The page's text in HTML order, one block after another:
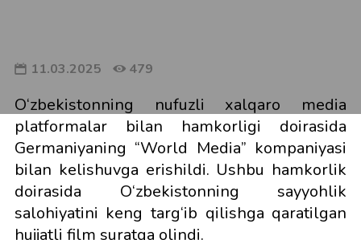
11.03.2025 479
O‘zbekistonning nufuzli xalqaro media
platformalar bilan hamkorligi doirasida
Germaniyaning “World Media” kompaniyasi
bilan kelishuvga erishildi. Ushbu hamkorlik
doirasida O‘zbekistonning sayyohlik
salohiyatini keng targ‘ib qilishga qaratilgan
hujjatli film suratga olindi.